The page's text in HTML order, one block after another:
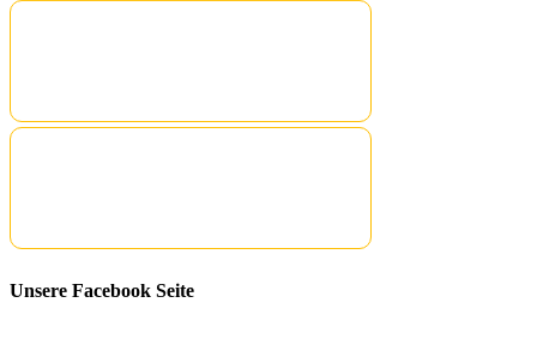
Unsere Facebook Seite